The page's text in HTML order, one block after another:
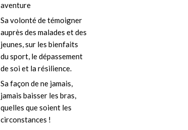
aventure
Sa volonté de témoigner
auprès des malades et des
jeunes, sur les bienfaits
du sport, le dépassement
de soi et la résilience.
Sa façon de ne jamais,
jamais baisser les bras,
quelles que soient les
circonstances !